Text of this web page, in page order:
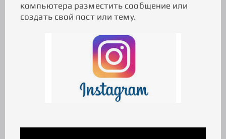
компьютера разместить сообщение или
создать свой пост или тему.